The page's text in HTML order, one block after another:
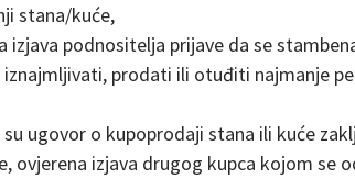
stana/kuće,
izjava podnositelja prijave da se
iznajmljivati, prodati ili otuđiti najmanje
ugovor o kupoprodaji stana ili kuće
ovjerena izjava drugog kupca kojom se